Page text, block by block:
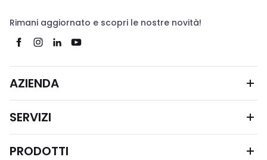
Rimani aggiornato e scopri le nostre novità!
AZIENDA
SERVIZI
PRODOTTI